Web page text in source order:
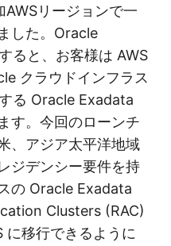
リージョンで一
した。Oracle
ると、お客様は AWS
クラウドインフラス
る Oracle Exadata
す。今回のローンチ
、アジア太平洋地域
ジデンシー要件を持
の Oracle Exadata
Clusters (RAC)
に移行できるように